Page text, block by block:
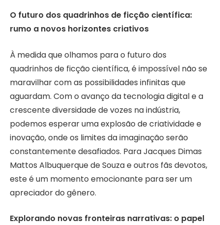
O futuro dos quadrinhos de ficção científica:
rumo a novos horizontes criativos
À medida que olhamos para o futuro dos
quadrinhos de ficção científica, é impossível não se
maravilhar com as possibilidades infinitas que
aguardam. Com o avanço da tecnologia digital e a
crescente diversidade de vozes na indústria,
podemos esperar uma explosão de criatividade e
inovação, onde os limites da imaginação serão
constantemente desafiados. Para Jacques Dimas
Mattos Albuquerque de Souza e outros fãs devotos,
este é um momento emocionante para ser um
apreciador do gênero.
Explorando novas fronteiras narrativas: o papel